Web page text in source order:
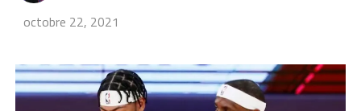
octobre 22, 2021